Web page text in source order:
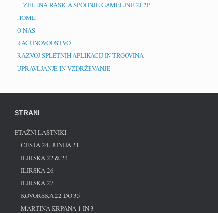
ZELENA RAŠICA SPODNJE GAMELJNE 2J-2P
HOME
O NAS
RAČUNOVODSTVO
RAZVOJ SPLETNIH APLIKACIJ IN TRGOVINA
UPRAVLJANJE IN VZDRŽEVANJE
STRANI
ETAŽNI LASTNIKI
CESTA 24. JUNIJA 21
ILIRSKA 22 & 24
ILIRSKA 26
ILIRSKA 27
KOVORSKA 22 DO 35
MARTINA KRPANA 1 IN 3